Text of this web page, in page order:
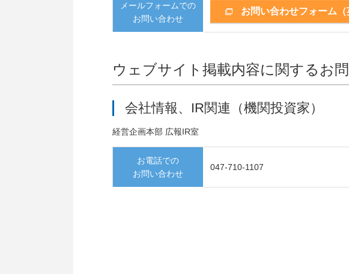
メールフォームでの
お問い合わせ
お問い合わせフォーム（
ウェブサイト掲載内容に関するお
会社情報、IR関連（機関投資家）
経営企画本部 広報IR室
お電話での
お問い合わせ
047-710-1107